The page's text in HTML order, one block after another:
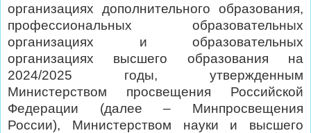
организациях дополнительного образования,
профессиональных образовательных
организациях и образовательных
организациях высшего образования на
2024/2025 годы, утвержденным
Министерством просвещения Российской
Федерации (далее – Минпросвещения
России), Министерством науки и высшего